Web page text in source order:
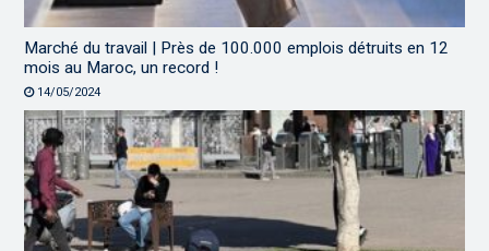
Marché du travail | Près de 100.000 emplois détruits en 12
mois au Maroc, un record !
14/05/2024